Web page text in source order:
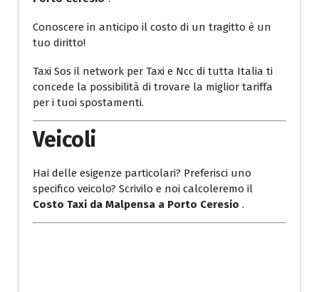
Conoscere in anticipo il costo di un tragitto è un
tuo diritto!
Taxi Sos il network per Taxi e Ncc di tutta Italia ti
concede la possibilità di trovare la miglior tariffa
per i tuoi spostamenti.
Veicoli
Hai delle esigenze particolari? Preferisci uno
specifico veicolo? Scrivilo e noi calcoleremo il
Costo Taxi da Malpensa a Porto Ceresio .